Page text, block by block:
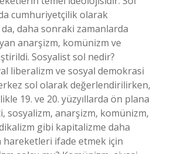
cumhuriyetçilik olarak
da, daha sonraki zamanlarda
anarşizm, komünizm ve
Sosyalist sol nedir?
liberalizm ve sosyal demokrasi
sol olarak değerlendirilirken,
19. ve 20. yüzyıllarda ön plana
sosyalizm, anarşizm, komünizm,
gibi kapitalizme daha
hareketleri ifade etmek için